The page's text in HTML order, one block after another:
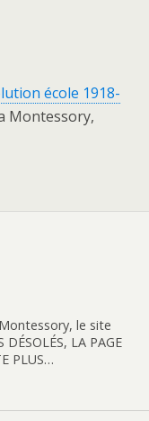
école 1918-
Montessory,
le site
LA PAGE
PLUS…